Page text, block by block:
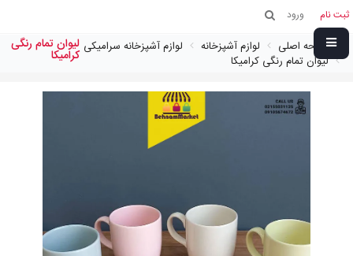
ثبت نام ورود
صفحه اصلی لوازم آشپزخانه
لوازم آشپزخانه سرامیکی
لیوان تمام رنگی کرامیکا
لیوان تمام رنگی
کرامیکا